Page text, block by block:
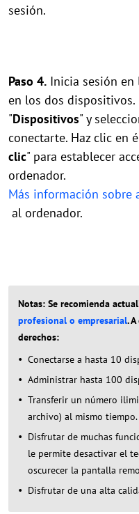
sesión.
Paso 4. Inicia sesión en
en los dos dispositivos.
"Dispositivos" y
conectarte. Haz clic en
clic" para establecer
ordenador.
Más información sobre
al ordenador.
Notas: Se recomienda
profesional o empresarial.
derechos:
Conectarse a hasta 10
Administrar hasta 100
Transferir un número
archivo) al mismo tiempo.
Disfrutar de muchas
le permite desactivar el
oscurecer la pantalla
Disfrutar de una alta